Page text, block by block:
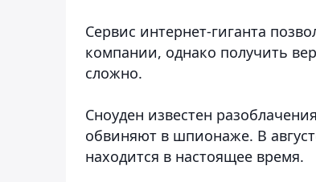
Сервис интернет-гиганта
компании, однако получить
сложно.
Сноуден известен
обвиняют в шпионаже. В
находится в настоящее время.